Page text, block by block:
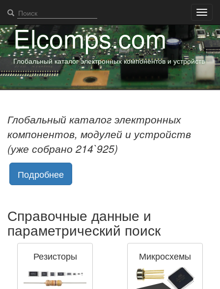
Elcomps.com
Глобальный каталог электронных компонентов и устройств
Глобальный каталог электронных
компонентов, модулей и устройств
(уже собрано 214`925)
Подробнее
Справочные данные и
параметрический поиск
Резисторы Микросхемы